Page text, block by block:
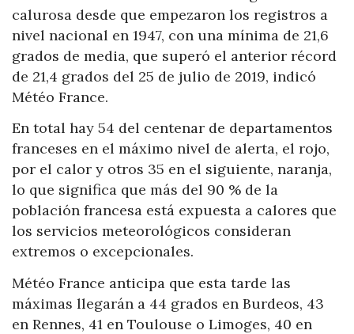
calurosa desde que empezaron los registros a
nivel nacional en 1947, con una mínima de 21,6
grados de media, que superó el anterior récord
de 21,4 grados del 25 de julio de 2019, indicó
Météo France.
En total hay 54 del centenar de departamentos
franceses en el máximo nivel de alerta, el rojo,
por el calor y otros 35 en el siguiente, naranja,
lo que significa que más del 90 % de la
población francesa está expuesta a calores que
los servicios meteorológicos consideran
extremos o excepcionales.
Météo France anticipa que esta tarde las
máximas llegarán a 44 grados en Burdeos, 43
en Rennes, 41 en Toulouse o Limoges, 40 en